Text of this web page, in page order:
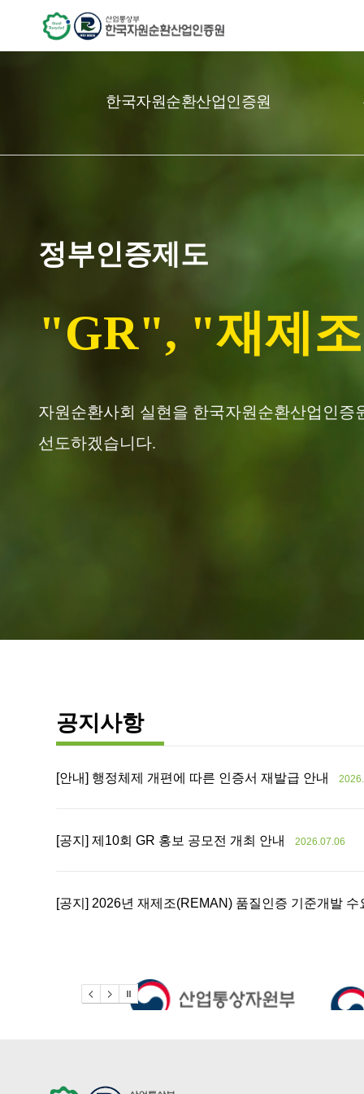
한국자원순환산업인증원
정부인증제도
"GR", "재제
자원순환사회 실현을 한국자원순환산업인증
선도하겠습니다.
공지사항
[안내] 행정체제 개편에 따른 인증서 재발급 안내
[공지] 제10회 GR 홍보 공모전 개최 안내 2026.07.06
[공지] 2026년 재제조(REMAN) 품질인증 기준개발 수